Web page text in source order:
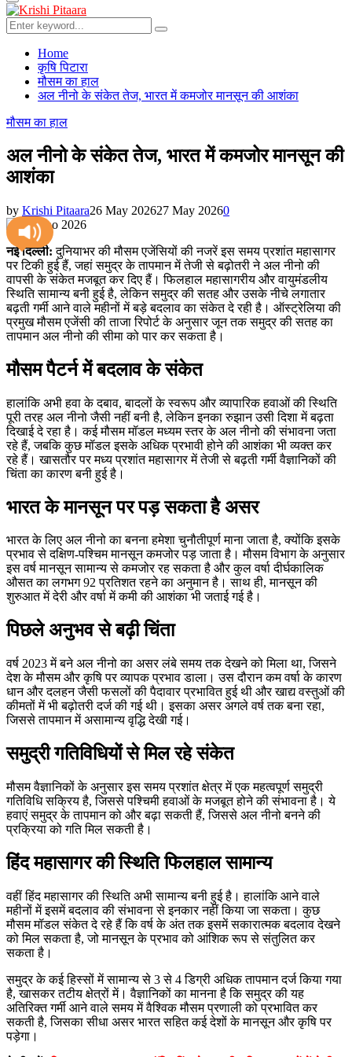
Primary
Menu
Search
for:
Search
Home
कृषि पिटारा
मौसम का हाल
अल नीनो के संकेत तेज, भारत में कमजोर मानसून की आशंका
मौसम का हाल
अल नीनो के संकेत तेज, भारत में कमजोर मानसून की
आशंका
by Krishi Pitaara26 May 202627 May 20260
नई दिल्ली: दुनियाभर की मौसम एजेंसियों की नजरें इस समय प्रशांत महासागर
पर टिकी हुई हैं, जहां समुद्र के तापमान में तेजी से बढ़ोतरी ने अल नीनो की
वापसी के संकेत मजबूत कर दिए हैं। फिलहाल महासागरीय और वायुमंडलीय
स्थिति सामान्य बनी हुई है, लेकिन समुद्र की सतह और उसके नीचे लगातार
बढ़ती गर्मी आने वाले महीनों में बड़े बदलाव का संकेत दे रही है। ऑस्ट्रेलिया की
प्रमुख मौसम एजेंसी की ताजा रिपोर्ट के अनुसार जून तक समुद्र की सतह का
तापमान अल नीनो की सीमा को पार कर सकता है।
मौसम पैटर्न में बदलाव के संकेत
हालांकि अभी हवा के दबाव, बादलों के स्वरूप और व्यापारिक हवाओं की स्थिति
पूरी तरह अल नीनो जैसी नहीं बनी है, लेकिन इनका रुझान उसी दिशा में बढ़ता
दिखाई दे रहा है। कई मौसम मॉडल मध्यम स्तर के अल नीनो की संभावना जता
रहे हैं, जबकि कुछ मॉडल इसके अधिक प्रभावी होने की आशंका भी व्यक्त कर
रहे हैं। खासतौर पर मध्य प्रशांत महासागर में तेजी से बढ़ती गर्मी वैज्ञानिकों की
चिंता का कारण बनी हुई है।
भारत के मानसून पर पड़ सकता है असर
भारत के लिए अल नीनो का बनना हमेशा चुनौतीपूर्ण माना जाता है, क्योंकि इसके
प्रभाव से दक्षिण-पश्चिम मानसून कमजोर पड़ जाता है। मौसम विभाग के अनुसार
इस वर्ष मानसून सामान्य से कमजोर रह सकता है और कुल वर्षा दीर्घकालिक
औसत का लगभग 92 प्रतिशत रहने का अनुमान है। साथ ही, मानसून की
शुरुआत में देरी और वर्षा में कमी की आशंका भी जताई गई है।
पिछले अनुभव से बढ़ी चिंता
वर्ष 2023 में बने अल नीनो का असर लंबे समय तक देखने को मिला था, जिसने
देश के मौसम और कृषि पर व्यापक प्रभाव डाला। उस दौरान कम वर्षा के कारण
धान और दलहन जैसी फसलों की पैदावार प्रभावित हुई थी और खाद्य वस्तुओं की
कीमतों में भी बढ़ोतरी दर्ज की गई थी। इसका असर अगले वर्ष तक बना रहा,
जिससे तापमान में असामान्य वृद्धि देखी गई।
समुद्री गतिविधियों से मिल रहे संकेत
मौसम वैज्ञानिकों के अनुसार इस समय प्रशांत क्षेत्र में एक महत्वपूर्ण समुद्री
गतिविधि सक्रिय है, जिससे पश्चिमी हवाओं के मजबूत होने की संभावना है। ये
हवाएं समुद्र के तापमान को और बढ़ा सकती हैं, जिससे अल नीनो बनने की
प्रक्रिया को गति मिल सकती है।
हिंद महासागर की स्थिति फिलहाल सामान्य
वहीं हिंद महासागर की स्थिति अभी सामान्य बनी हुई है। हालांकि आने वाले
महीनों में इसमें बदलाव की संभावना से इनकार नहीं किया जा सकता। कुछ
मौसम मॉडल संकेत दे रहे हैं कि वर्ष के अंत तक इसमें सकारात्मक बदलाव देखने
को मिल सकता है, जो मानसून के प्रभाव को आंशिक रूप से संतुलित कर
सकता है।
समुद्र के कई हिस्सों में सामान्य से 3 से 4 डिग्री अधिक तापमान दर्ज किया गया
है, खासकर तटीय क्षेत्रों में। वैज्ञानिकों का मानना है कि समुद्र की यह
अतिरिक्त गर्मी आने वाले समय में वैश्विक मौसम प्रणाली को प्रभावित कर
सकती है, जिसका सीधा असर भारत सहित कई देशों के मानसून और कृषि पर
पड़ेगा।